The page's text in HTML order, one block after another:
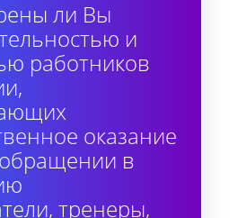
ли Вы
и
работников
оказание
в
тренеры,